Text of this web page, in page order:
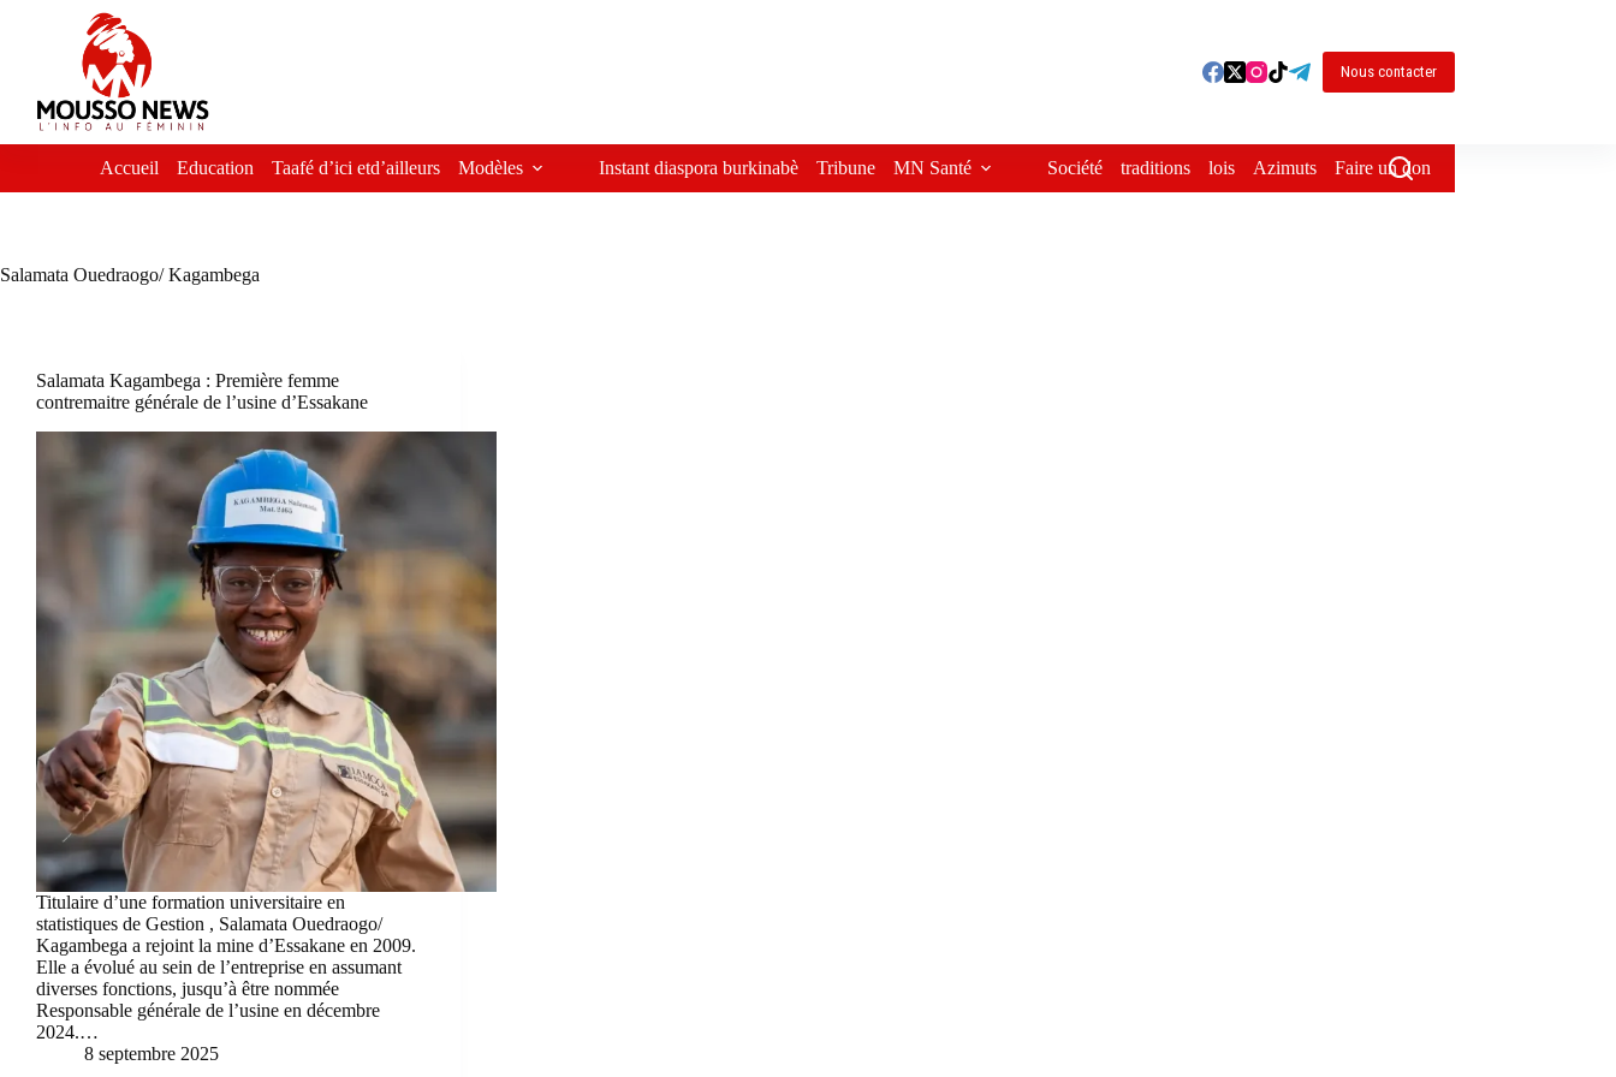
Nous contacter
Accueil Education Taafé d’ici etd’ailleurs Modèles Instant diaspora burkinabè Tribune MN Santé Société traditions lois Azimuts Faire un don
Salamata Ouedraogo/ Kagambega
Salamata Kagambega : Première femme
contremaitre générale de l’usine d’Essakane
Titulaire d’une formation universitaire en
statistiques de Gestion , Salamata Ouedraogo/
Kagambega a rejoint la mine d’Essakane en 2009.
Elle a évolué au sein de l’entreprise en assumant
diverses fonctions, jusqu’à être nommée
Responsable générale de l’usine en décembre
2024.…
8 septembre 2025